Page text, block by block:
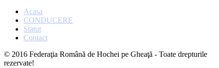
Acasa
CONDUCERE
Statut
Contact
© 2016 Federaţia Română de Hochei pe Gheaţă - Toate drepturile
rezervate!